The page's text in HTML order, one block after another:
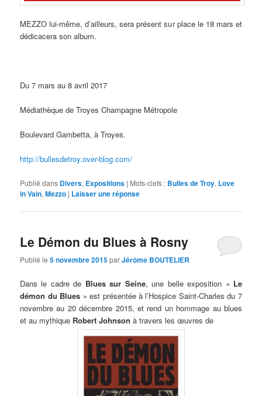
MEZZO lui-même, d’ailleurs, sera présent sur place le 18 mars et
dédicacera son album.
Du 7 mars au 8 avril 2017
Médiathèque de Troyes Champagne Métropole
Boulevard Gambetta, à Troyes.
http://bullesdetroy.over-blog.com/
Publié dans Divers, Expositions | Mots-clefs : Bulles de Troy, Love
in Vain,Mezzo | Laisser une réponse
Le Démon du Blues à Rosny
Publié le5 novembre 2015parJérôme BOUTELIER
Dans le cadre de Blues sur Seine, une belle exposition « Le
démon du Blues » est présentée à l’Hospice Saint-Charles du 7
novembre au 20 décembre 2015, et rend un hommage au blues
et au mythique Robert Johnson à travers les œuvres de